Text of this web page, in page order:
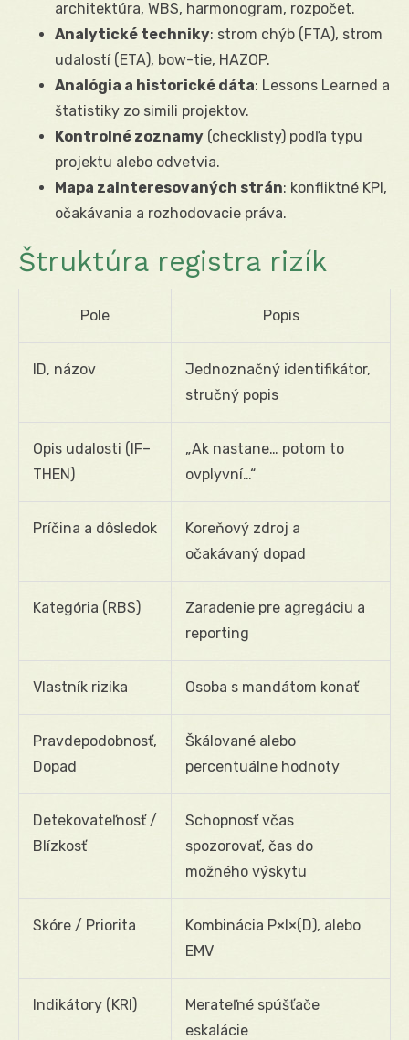
architektúra, WBS, harmonogram, rozpočet.
Analytické techniky: strom chýb (FTA), strom
udalostí (ETA), bow-tie, HAZOP.
Analógia a historické dáta: Lessons Learned a
štatistiky zo simili projektov.
Kontrolné zoznamy (checklisty) podľa typu
projektu alebo odvetvia.
Mapa zainteresovaných strán: konfliktné KPI,
očakávania a rozhodovacie práva.
Štruktúra registra rizík
Pole Popis
ID, názov
Jednoznačný identifikátor,
stručný popis
Opis udalosti (IF–
THEN)
„Ak nastane… potom to
ovplyvní…“
Príčina a dôsledok
Koreňový zdroj a
očakávaný dopad
Kategória (RBS)
Zaradenie pre agregáciu a
reporting
Vlastník rizika Osoba s mandátom konať
Pravdepodobnosť,
Dopad
Škálované alebo
percentuálne hodnoty
Detekovateľnosť /
Blízkosť
Schopnosť včas
spozorovať, čas do
možného výskytu
Skóre / Priorita
Kombinácia P×I×(D), alebo
EMV
Indikátory (KRI)
Merateľné spúšťače
eskalácie